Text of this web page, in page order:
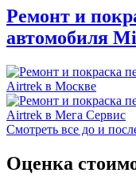
Ремонт и
автомобиля
Смотреть все до и
Оценка